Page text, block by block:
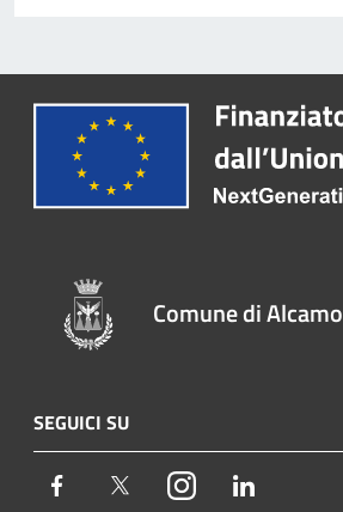
Comune di Alcamo
SEGUICI SU
Facebook TwitterInstagram